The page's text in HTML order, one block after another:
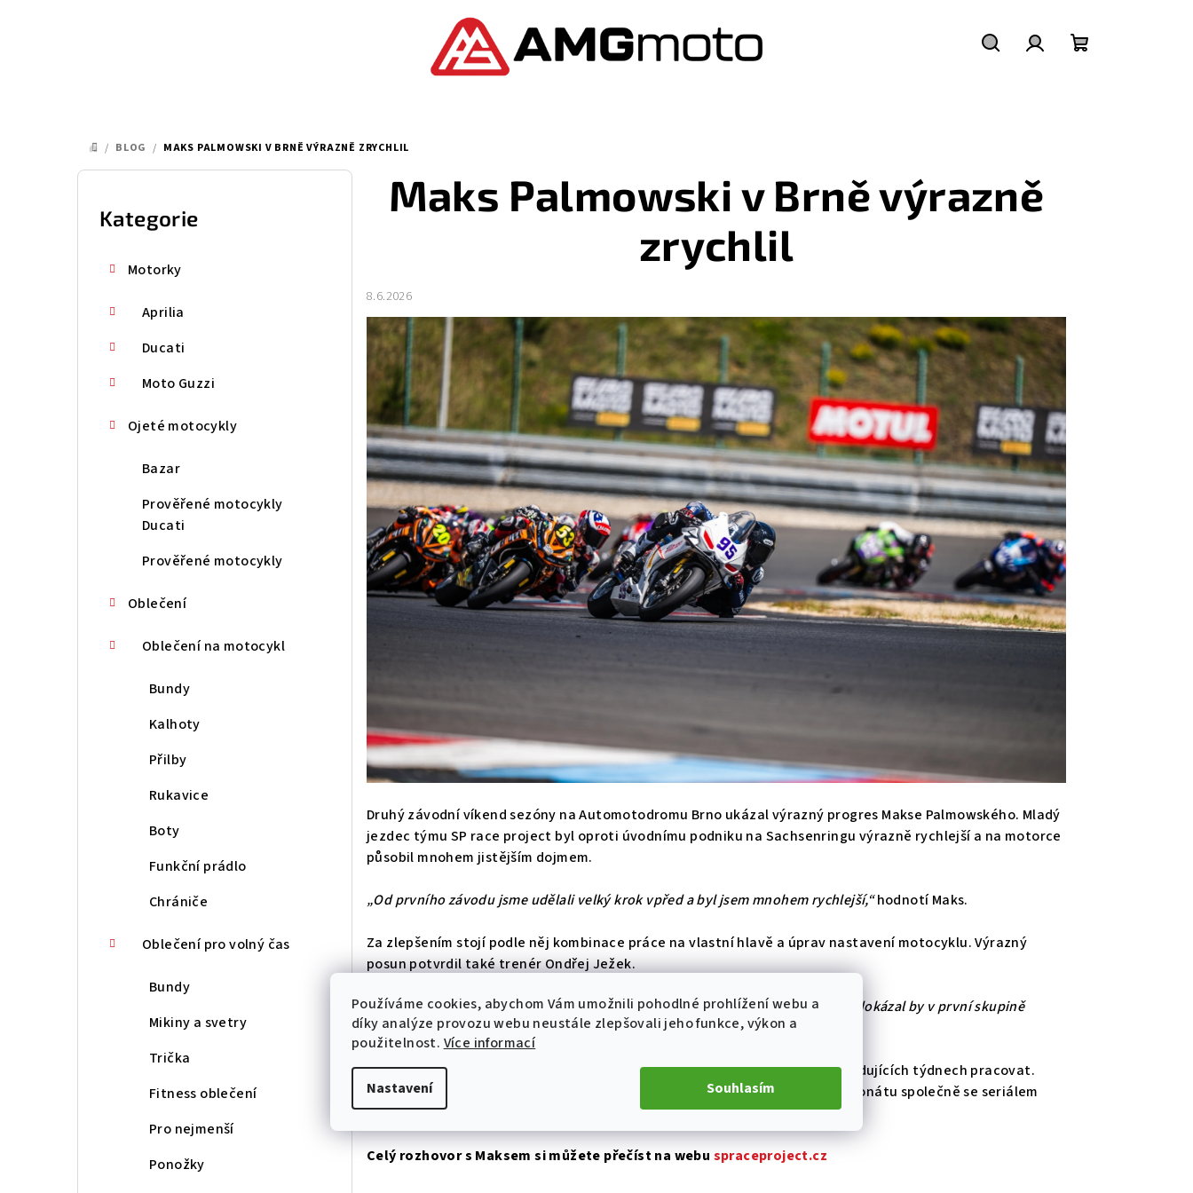
Používáme cookies, abychom Vám umožnili pohodlné prohlížení webu a
díky analýze provozu webu neustále zlepšovali jeho funkce, výkon a
použitelnost. Více informací
Nastavení Souhlasím
DOMŮ
/ BLOG / MAKS PALMOWSKI V BRNĚ VÝRAZNĚ ZRYCHLIL
P
Přeskočit
kategorie
Kategorie
Motorky
Aprilia
Ducati
Moto Guzzi
Ojeté motocykly
Bazar
Prověřené motocykly
Ducati
Prověřené motocykly
Oblečení
Oblečení na motocykl
Bundy
Kalhoty
Přilby
Rukavice
Boty
Funkční prádlo
Chrániče
Oblečení pro volný čas
Bundy
Mikiny a svetry
Trička
Fitness oblečení
Pro nejmenší
Ponožky
Maks Palmowski v Brně výrazně
zrychlil
8.6.2026
Druhý závodní víkend sezóny na Automotodromu Brno ukázal výrazný progres Makse Palmowského. Mladý
jezdec týmu SP race project byl oproti úvodnímu podniku na Sachsenringu výrazně rychlejší a na motorce
působil mnohem jistějším dojmem.
„Od prvního závodu jsme udělali velký krok vpřed a byl jsem mnohem rychlejší,“hodnotí Maks.
Za zlepšením stojí podle něj kombinace práce na vlastní hlavě a úprav nastavení motocyklu. Výrazný
posun potvrdil také trenér Ondřej Ježek.
„Maks jel o několik tříd lépe než na Sachsenringu a nebýt pokažených startů, dokázal by v první skupině
bojovat minimálně o top 5,“uvedl po víkendu.
Právě starty budou jednou z hlavních oblastí, na kterých chce Maks v následujících týdnech pracovat.
Ještě před dalším podnikem EuroMoto ho navíc čeká start v polském šampionátu společně se seriálem
Alpe Adria na okruhu Pannonia Ring.
Celý rozhovor s Maksem si můžete přečíst na webu spraceproject.cz